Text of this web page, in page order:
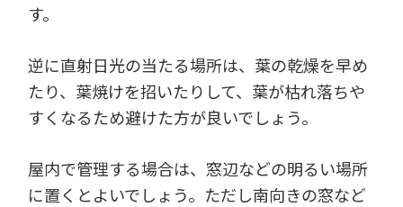
す。
逆に直射日光の当たる場所は、葉の乾燥を早め
たり、葉焼けを招いたりして、葉が枯れ落ちや
すくなるため避けた方が良いでしょう。
屋内で管理する場合は、窓辺などの明るい場所
に置くとよいでしょう。ただし南向きの窓など